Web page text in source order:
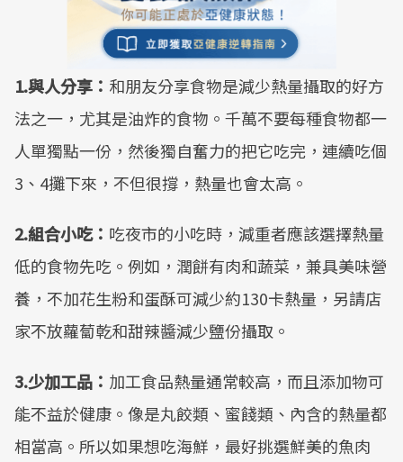
1.與人分享： 和朋友分享食物是減少熱量攝取的好方
法之一，尤其是油炸的食物。千萬不要每種食物都一
人單獨點一份，然後獨自奮力的把它吃完，連續吃個
3、4攤下來，不但很撐，熱量也會太高。
2.組合小吃： 吃夜市的小吃時，減重者應該選擇熱量
低的食物先吃。例如，潤餅有肉和蔬菜，兼具美味營
養，不加花生粉和蛋酥可減少約130卡熱量，另請店
家不放蘿蔔乾和甜辣醬減少鹽份攝取。
3.少加工品： 加工食品熱量通常較高，而且添加物可
能不益於健康。像是丸餃類、蜜餞類、內含的熱量都
相當高。所以如果想吃海鮮，最好挑選鮮美的魚肉